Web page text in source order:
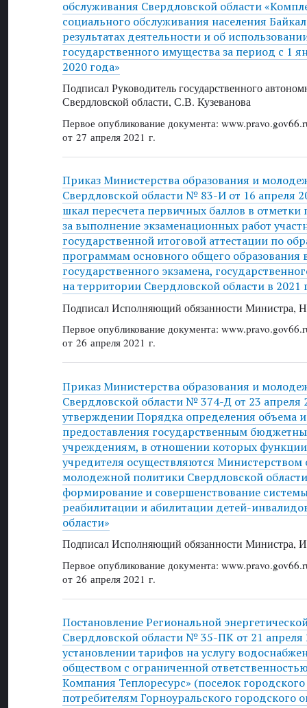
обслуживания Свердловской области
социального обслуживания населения
результатах деятельности и об
государственного имущества за период с 1
2020 года»
Подписал Руководитель государственного
Свердловской области, С.В. Кузеванова
Первое опубликование документа:
от 27 апреля 2021 г.
Приказ Министерства образования и
Свердловской области № 83-И от 16 апреля
шкал пересчета первичных баллов в
за выполнение экзаменационных работ
государственной итоговой аттестации по
программам основного общего образования
государственного экзамена,
на территории Свердловской области в 2021
Подписал Исполняющий обязанности Министра,
Первое опубликование документа:
от 26 апреля 2021 г.
Приказ Министерства образования и
Свердловской области № 374-Д от 23 апреля
утверждении Порядка определения объема
предоставления государственным
учреждениям, в отношении которых
учредителя осуществляются Министерством
молодежной политики Свердловской
формирование и совершенствование
реабилитации и абилитации детей-
области»
Подписал Исполняющий обязанности Министра,
Первое опубликование документа:
от 26 апреля 2021 г.
Постановление Региональной
Свердловской области № 35-ПК от 21 апреля
установлении тарифов на услугу
обществом с ограниченной
Компания Теплоресурс» (поселок
потребителям Горноуральского городского